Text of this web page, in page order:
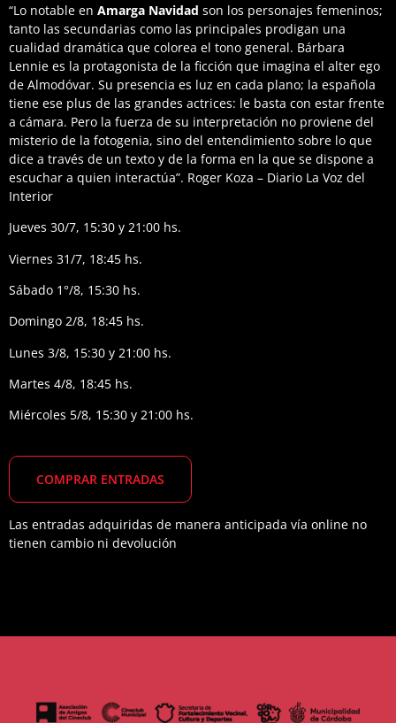
“Lo notable en Amarga Navidad son los personajes femeninos;
tanto las secundarias como las principales prodigan una
cualidad dramática que colorea el tono general. Bárbara
Lennie es la protagonista de la ficción que imagina el alter ego
de Almodóvar. Su presencia es luz en cada plano; la española
tiene ese plus de las grandes actrices: le basta con estar frente
a cámara. Pero la fuerza de su interpretación no proviene del
misterio de la fotogenia, sino del entendimiento sobre lo que
dice a través de un texto y de la forma en la que se dispone a
escuchar a quien interactúa”. Roger Koza – Diario La Voz del
Interior
Jueves 30/7, 15:30 y 21:00 hs.
Viernes 31/7, 18:45 hs.
Sábado 1°/8, 15:30 hs.
Domingo 2/8, 18:45 hs.
Lunes 3/8, 15:30 y 21:00 hs.
Martes 4/8, 18:45 hs.
Miércoles 5/8, 15:30 y 21:00 hs.
COMPRAR ENTRADAS
Las entradas adquiridas de manera anticipada vía online no
tienen cambio ni devolución